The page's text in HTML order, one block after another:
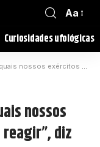
Aa
Curiosidades ufológicas
são incapazes de reagir”, diz Alain Juillet
nossos
diz